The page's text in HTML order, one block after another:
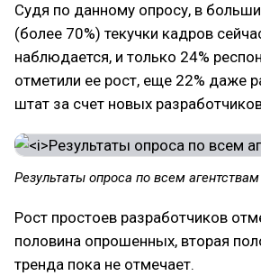
Судя по данному опросу, в
(более 70%) текучки кадров
наблюдается, и только 24%
отметили ее рост, еще 22% даже
штат за счет новых
Результаты опроса по всем агентствам
Рост простоев разработчиков
половина опрошенных, вторая
тренда пока не отмечает.